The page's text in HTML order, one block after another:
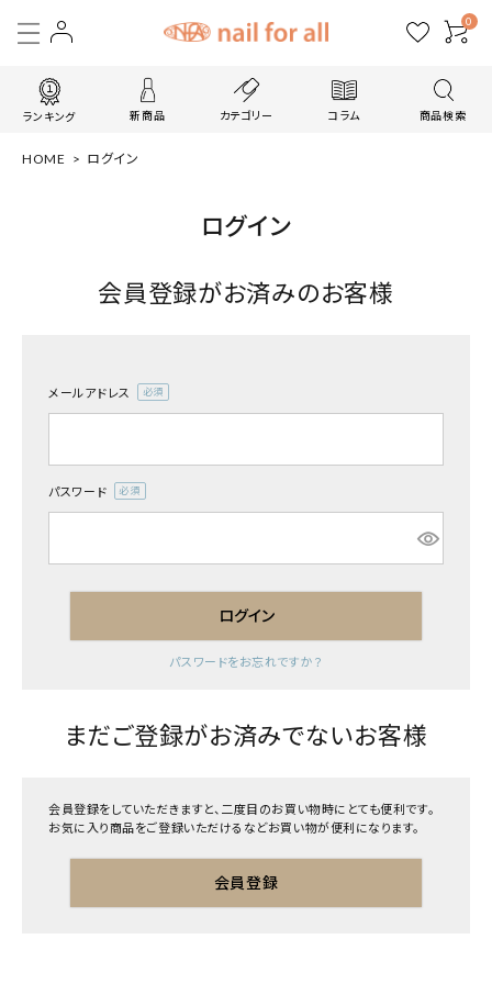
0
ランキング 新商品 カテゴリー コラム 商品検索
HOME ログイン
ログイン
会員登録がお済みのお客様
メールアドレス
パスワード
ログイン
パスワードをお忘れですか？
まだご登録がお済みでないお客様
会員登録をしていただきますと、二度目のお買い物時にとても便利です。
お気に入り商品をご登録いただけるなどお買い物が便利になります。
会員登録